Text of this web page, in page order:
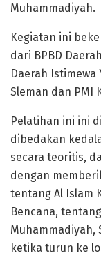
Muhammadiyah.
Kegiatan ini
dari BPBD
Daerah Istimewa
Sleman dan PMI
Pelatihan ini ini
dibedakan
secara teoritis,
dengan
tentang Al Islam
Bencana,
Muhammadiyah,
ketika turun ke